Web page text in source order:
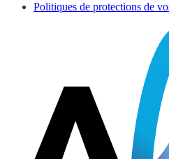
Politiques de protections de